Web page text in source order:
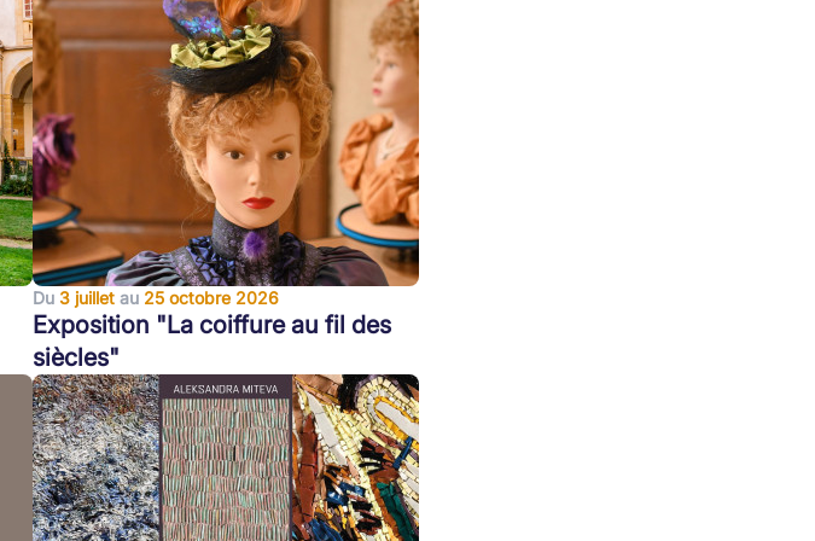
Du 3 juillet au 25 octobre 2026
Exposition "La coiffure au fil des
siècles"